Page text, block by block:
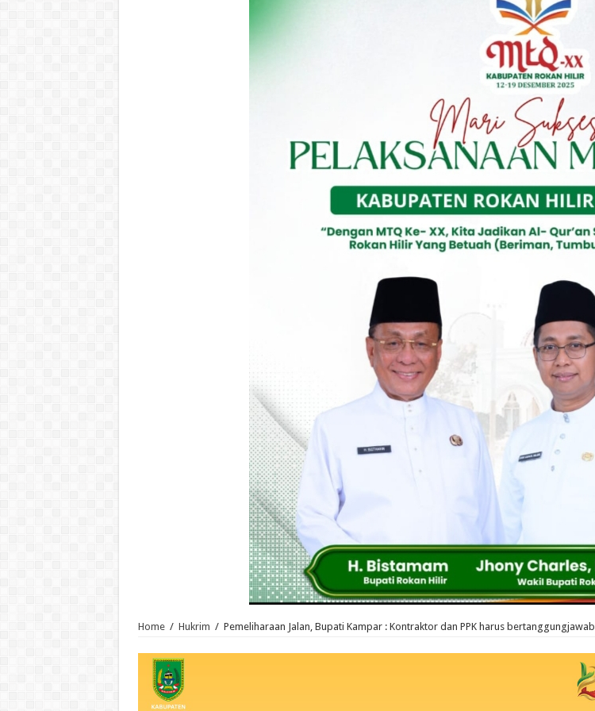
Home / Hukrim / Pemeliharaan Jalan, Bupati Kampar : Kontraktor dan PPK harus bertanggungjawab